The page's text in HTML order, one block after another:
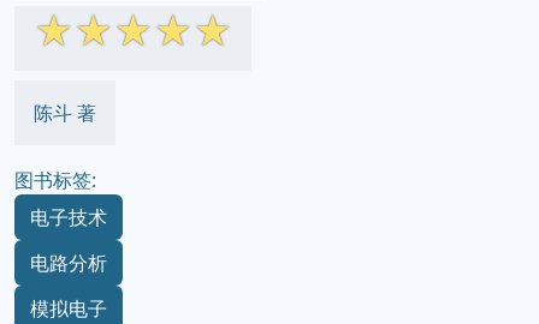
☆☆☆☆☆
陈斗 著
图书标签:
电子技术
电路分析
模拟电子